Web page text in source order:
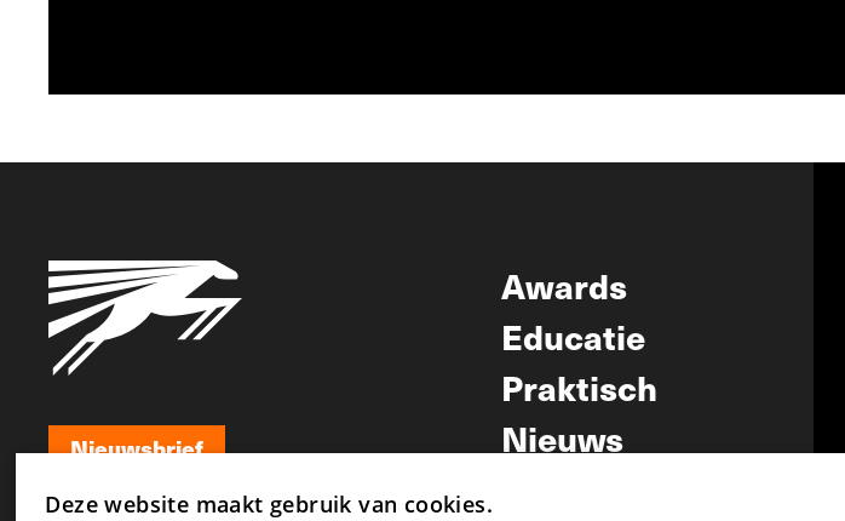
Nieuwsbrief
Nieuwsbrief
Awards
Educatie
Praktisch
Nieuws
Deze website maakt gebruik van cookies.